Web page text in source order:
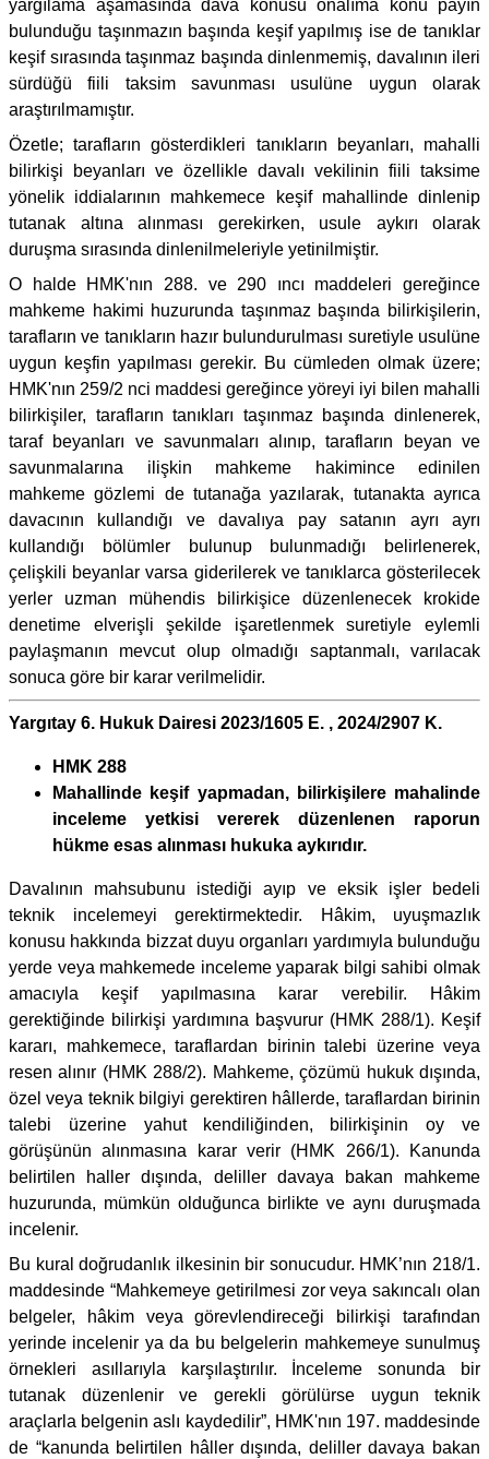
yargılama aşamasında dava konusu önalıma konu payın
bulunduğu taşınmazın başında keşif yapılmış ise de tanıklar
keşif sırasında taşınmaz başında dinlenmemiş, davalının ileri
sürdüğü fiili taksim savunması usulüne uygun olarak
araştırılmamıştır.
Özetle; tarafların gösterdikleri tanıkların beyanları, mahalli
bilirkişi beyanları ve özellikle davalı vekilinin fiili taksime
yönelik iddialarının mahkemece keşif mahallinde dinlenip
tutanak altına alınması gerekirken, usule aykırı olarak
duruşma sırasında dinlenilmeleriyle yetinilmiştir.
O halde HMK'nın 288. ve 290 ıncı maddeleri gereğince
mahkeme hakimi huzurunda taşınmaz başında bilirkişilerin,
tarafların ve tanıkların hazır bulundurulması suretiyle usulüne
uygun keşfin yapılması gerekir. Bu cümleden olmak üzere;
HMK'nın 259/2 nci maddesi gereğince yöreyi iyi bilen mahalli
bilirkişiler, tarafların tanıkları taşınmaz başında dinlenerek,
taraf beyanları ve savunmaları alınıp, tarafların beyan ve
savunmalarına ilişkin mahkeme hakimince edinilen
mahkeme gözlemi de tutanağa yazılarak, tutanakta ayrıca
davacının kullandığı ve davalıya pay satanın ayrı ayrı
kullandığı bölümler bulunup bulunmadığı belirlenerek,
çelişkili beyanlar varsa giderilerek ve tanıklarca gösterilecek
yerler uzman mühendis bilirkişice düzenlenecek krokide
denetime elverişli şekilde işaretlenmek suretiyle eylemli
paylaşmanın mevcut olup olmadığı saptanmalı, varılacak
sonuca göre bir karar verilmelidir.
Yargıtay 6. Hukuk Dairesi 2023/1605 E. , 2024/2907 K.
HMK 288
Mahallinde keşif yapmadan, bilirkişilere mahalinde
inceleme yetkisi vererek düzenlenen raporun
hükme esas alınması hukuka aykırıdır.
Davalının mahsubunu istediği ayıp ve eksik işler bedeli
teknik incelemeyi gerektirmektedir. Hâkim, uyuşmazlık
konusu hakkında bizzat duyu organları yardımıyla bulunduğu
yerde veya mahkemede inceleme yaparak bilgi sahibi olmak
amacıyla keşif yapılmasına karar verebilir. Hâkim
gerektiğinde bilirkişi yardımına başvurur (HMK 288/1). Keşif
kararı, mahkemece, taraflardan birinin talebi üzerine veya
resen alınır (HMK 288/2). Mahkeme, çözümü hukuk dışında,
özel veya teknik bilgiyi gerektiren hâllerde, taraflardan birinin
talebi üzerine yahut kendiliğinden, bilirkişinin oy ve
görüşünün alınmasına karar verir (HMK 266/1). Kanunda
belirtilen haller dışında, deliller davaya bakan mahkeme
huzurunda, mümkün olduğunca birlikte ve aynı duruşmada
incelenir.
Bu kural doğrudanlık ilkesinin bir sonucudur. HMK’nın 218/1.
maddesinde “Mahkemeye getirilmesi zor veya sakıncalı olan
belgeler, hâkim veya görevlendireceği bilirkişi tarafından
yerinde incelenir ya da bu belgelerin mahkemeye sunulmuş
örnekleri asıllarıyla karşılaştırılır. İnceleme sonunda bir
tutanak düzenlenir ve gerekli görülürse uygun teknik
araçlarla belgenin aslı kaydedilir”, HMK'nın 197. maddesinde
de “kanunda belirtilen hâller dışında, deliller davaya bakan